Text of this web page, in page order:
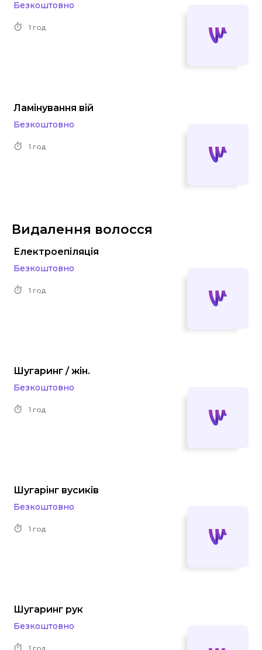
Безкоштовно
1 год
Ламінування вій
Безкоштовно
1 год
Видалення волосся
Електроепіляція
Безкоштовно
1 год
Шугаринг / жін.
Безкоштовно
1 год
Шугарінг вусиків
Безкоштовно
1 год
Шугаринг рук
Безкоштовно
1 год